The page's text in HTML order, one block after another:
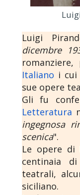
Luigi
dicembre
Italiano i
sue opere
Gli fu
Letteratura
ingegnosa
scenica".
Le opere di
centinaia
teatrali,
siciliano.